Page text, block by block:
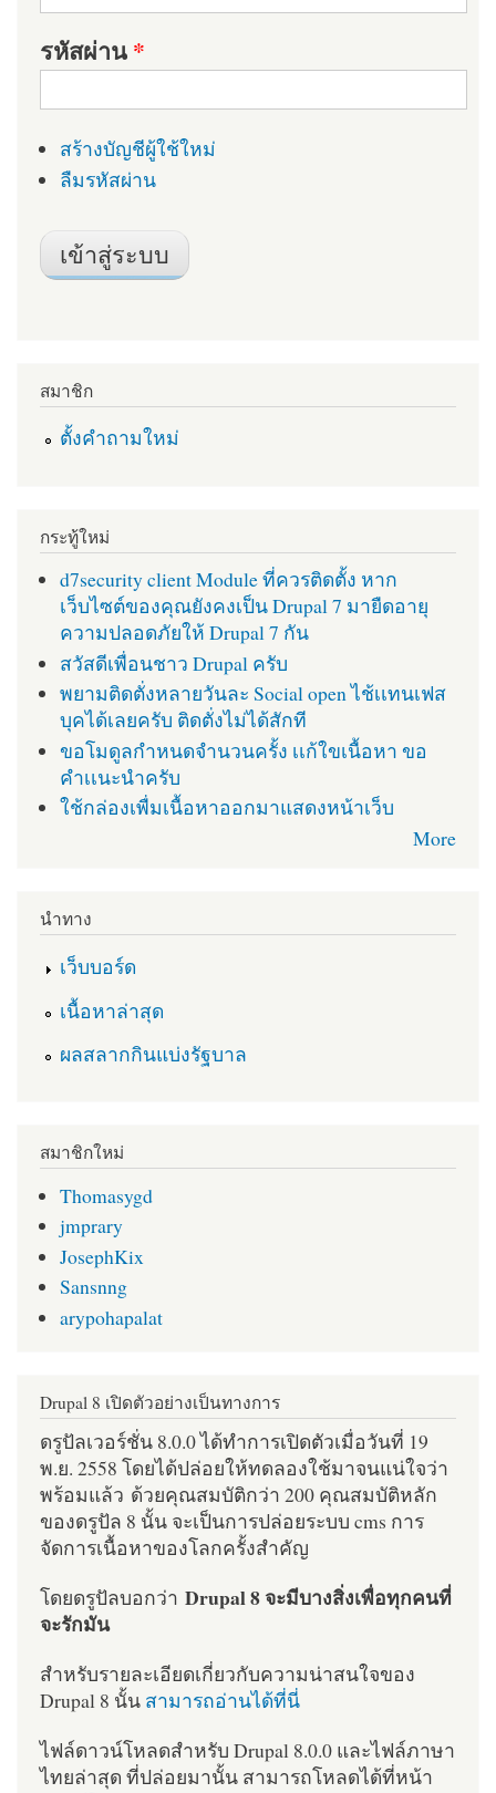
รหัสผ่าน*
สร้างบัญชีผู้ใช้ใหม่
ลืมรหัสผ่าน
สมาชิก
ตั้งคำถามใหม่
กระทู้ใหม่
d7security client Module ที่ควรติดตั้ง หาก
เว็บไซต์ของคุณยังคงเป็น Drupal 7 มายืดอายุ
ความปลอดภัยให้ Drupal 7 กัน
สวัสดีเพื่อนชาว Drupal ครับ
พยามติดตั่งหลายวันละ Social open ไช้เเทนเฟส
บุคได้เลยครับ ติดตั่งไม่ได้สักที
ขอโมดูลกำหนดจำนวนครั้ง เเก้ใขเนื้อหา ขอ
คำเเนะนำครับ
ใช้กล่องเพื่มเนื้อหาออกมาแสดงหน้าเว็บ
More
นำทาง
เว็บบอร์ด
เนื้อหาล่าสุด
ผลสลากกินแบ่งรัฐบาล
สมาชิกใหม่
Thomasygd
jmprary
JosephKix
Sansnng
arypohapalat
Drupal 8 เปิดตัวอย่างเป็นทางการ
ดรูปัลเวอร์ชั่น 8.0.0 ได้ทำการเปิดตัวเมื่อวันที่ 19
พ.ย. 2558 โดยได้ปล่อยให้ทดลองใช้มาจนแน่ใจว่า
พร้อมแล้ว ด้วยคุณสมบัติกว่า 200 คุณสมบัติหลัก
ของดรูปัล 8 นั้น จะเป็นการปล่อยระบบ cms การ
จัดการเนื้อหาของโลกครั้งสำคัญ
โดยดรูปัลบอกว่า Drupal 8 จะมีบางสิ่งเพื่อทุกคนที่
จะรักมัน
สำหรับรายละเอียดเกี่ยวกับความน่าสนใจของ
Drupal 8 นั้น สามารถอ่านได้ที่นี่
ไฟล์ดาวน์โหลดสำหรับ Drupal 8.0.0 และไฟล์ภาษา
ไทยล่าสุด ที่ปล่อยมานั้น สามารถโหลดได้ที่หน้า